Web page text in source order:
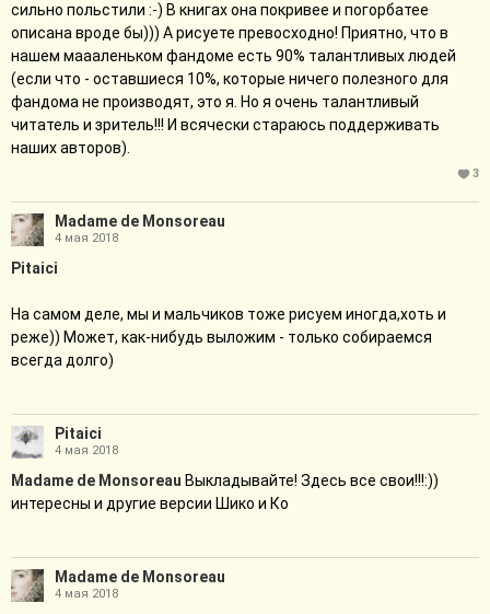
сильно польстили :-) В книгах она покривее и погорбатее
описана вроде бы))) А рисуете превосходно! Приятно, что в
нашем маааленьком фандоме есть 90% талантливых людей
(если что - оставшиеся 10%, которые ничего полезного для
фандома не производят, это я. Но я очень талантливый
читатель и зритель!!! И всячески стараюсь поддерживать
наших авторов).
3
Madame de Monsoreau
4 мая 2018
Pitaici
На самом деле, мы и мальчиков тоже рисуем иногда,хоть и
реже)) Может, как-нибудь выложим - только собираемся
всегда долго)
Pitaici
4 мая 2018
Madame de Monsoreau Выкладывайте! Здесь все свои!!!:))
интересны и другие версии Шико и Ко
Madame de Monsoreau
4 мая 2018